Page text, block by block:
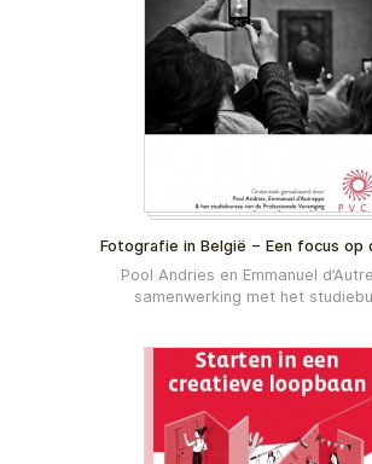
Fotografie in België – Een focus op
Pool Andries en Emmanuel
samenwerking met het